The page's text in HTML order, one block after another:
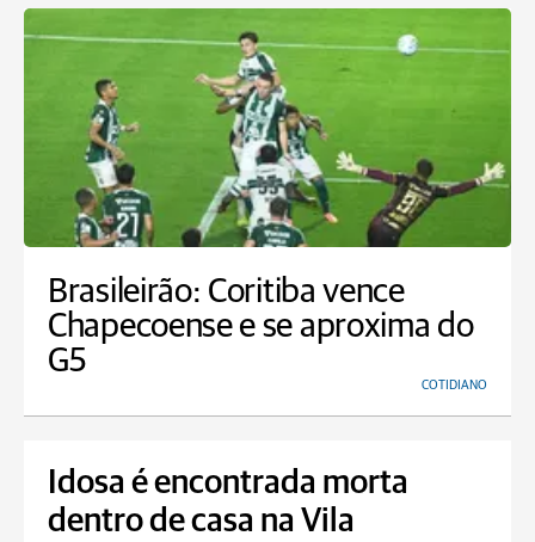
Brasileirão: Coritiba vence
Chapecoense e se aproxima do
G5
COTIDIANO
Idosa é encontrada morta
dentro de casa na Vila